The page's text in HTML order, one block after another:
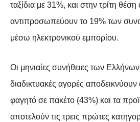
ταξίδια με 31%, και στην τρίτη θέση
αντιπροσωπεύουν το 19% των
μέσω ηλεκτρονικού εμπορίου.
Οι μηνιαίες συνήθειες των
διαδικτυακές αγορές
φαγητό σε πακέτο (43%) και τα
αποτελούν τις τρεις πρώτες